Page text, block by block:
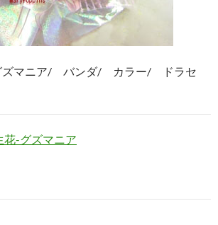
ズマニア/ バンダ/ カラー/ ドラセ
花-グズマニア